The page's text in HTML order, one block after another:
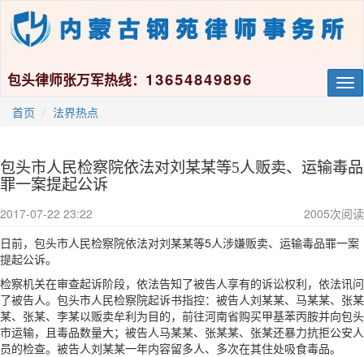
包头律师张万军热线： 13654849896
首页 法界热点
包头市人民检察院依法对刘某某等5人贩卖、运输毒品
罪一案提起公诉
2017-07-22 23:22 2005次阅读
日前，包头市人民检察院依法对刘某某等5人涉嫌贩卖、运输毒品罪一案
提起公诉。
检察机关在审查起诉阶段，依法告知了被告人享有的诉讼权利，依法讯问
了被告人。包头市人民检察院起诉书指控：被告人刘某某、马某某、张某
某、张某、李某以贩卖牟利为目的，前往河南省购买甲基苯丙胺并向包头
市运输，且毒品数量大；被告人马某某、张某某、张某还暴力抗拒公安人
员的检查。被告人刘某某一年内容留多人、多次在其住处吸食毒品。